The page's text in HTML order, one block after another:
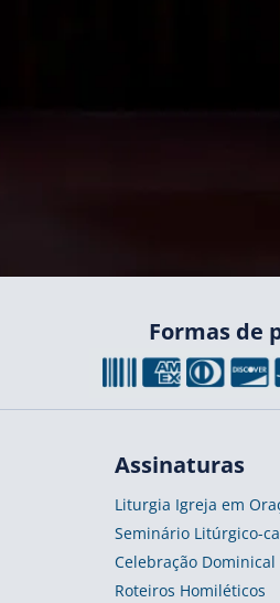
Formas de
Assinaturas
Liturgia Igreja em
Seminário Litúrgico-
Celebração Dominical
Roteiros Homiléticos